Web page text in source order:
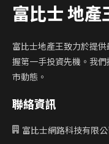
富比士 地產
富比士地產王致力於提
握第一手投資先機。我
市動態。
聯絡資訊
富比士網路科技有限